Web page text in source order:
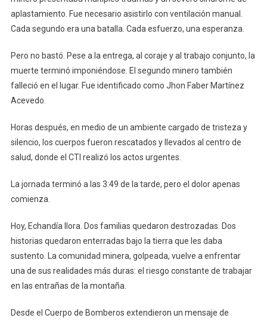
aplastamiento. Fue necesario asistirlo con ventilación manual.
Cada segundo era una batalla. Cada esfuerzo, una esperanza.
Pero no bastó. Pese a la entrega, al coraje y al trabajo conjunto, la
muerte terminó imponiéndose. El segundo minero también
falleció en el lugar. Fue identificado como Jhon Faber Martínez
Acevedo.
Horas después, en medio de un ambiente cargado de tristeza y
silencio, los cuerpos fueron rescatados y llevados al centro de
salud, donde el CTI realizó los actos urgentes.
La jornada terminó a las 3:49 de la tarde, pero el dolor apenas
comienza.
Hoy, Echandía llora. Dos familias quedaron destrozadas. Dos
historias quedaron enterradas bajo la tierra que les daba
sustento. La comunidad minera, golpeada, vuelve a enfrentar
una de sus realidades más duras: el riesgo constante de trabajar
en las entrañas de la montaña.
Desde el Cuerpo de Bomberos extendieron un mensaje de